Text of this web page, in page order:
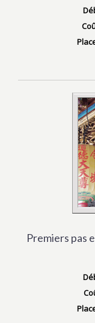
Premiers pas